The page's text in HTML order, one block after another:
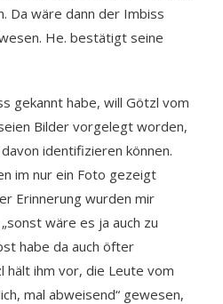
Da wäre dann der Imbiss
He. bestätigt seine
gekannt habe, will Götzl vom
Bilder vorgelegt worden,
identifizieren können.
im nur ein Foto gezeigt
Erinnerung wurden mir
wäre es ja auch zu
habe da auch öfter
hält ihm vor, die Leute vom
mal abweisend“ gewesen,